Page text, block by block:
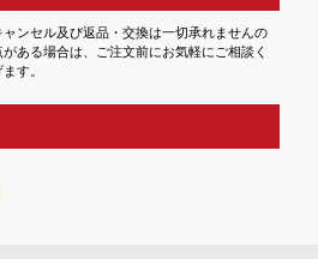
ンセル及び返品・交換は一切承れませんの
ある場合は、ご注文前にお気軽にご相談く
す。